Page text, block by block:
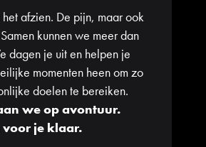
afzien. De pijn, maar ook
kunnen we meer dan
dagen je uit en helpen je
momenten heen om zo
doelen te bereiken.
we op avontuur.
je klaar.